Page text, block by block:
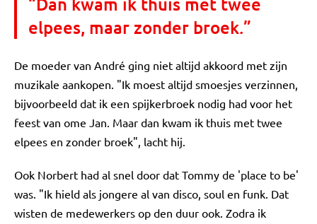
elpees, maar zonder broek.”
De moeder van André ging niet altijd akkoord met zijn
muzikale aankopen. "Ik moest altijd smoesjes verzinnen,
bijvoorbeeld dat ik een spijkerbroek nodig had voor het
feest van ome Jan. Maar dan kwam ik thuis met twee
elpees en zonder broek", lacht hij.
Ook Norbert had al snel door dat Tommy de 'place to be'
was. "Ik hield als jongere al van disco, soul en funk. Dat
wisten de medewerkers op den duur ook. Zodra ik